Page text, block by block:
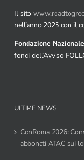
Il sito
nell’anno 2025 con il
Fondazione
fondi dell’Avviso
ULTIME NEWS
ConRoma 2026:
abbonati ATAC sui